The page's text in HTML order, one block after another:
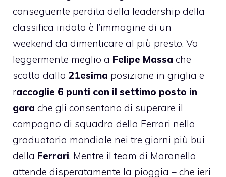
conseguente perdita della leadership della
classifica iridata è l’immagine di un
weekend da dimenticare al più presto. Va
leggermente meglio a Felipe Massa che
scatta dalla 21esima posizione in griglia e
raccoglie 6 punti con il settimo posto in
gara che gli consentono di superare il
compagno di squadra della Ferrari nella
graduatoria mondiale nei tre giorni più bui
della Ferrari. Mentre il team di Maranello
attende disperatamente la pioggia – che ieri